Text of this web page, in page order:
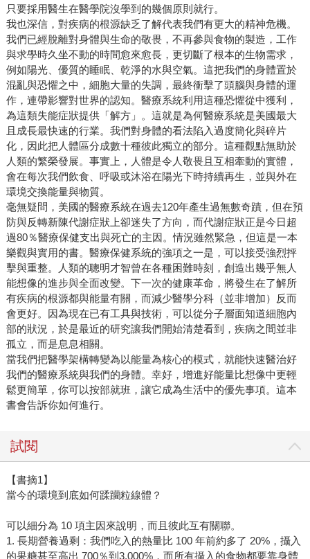
只要採用醫生在醫學院沒學到的幾個原則就行。
我也深信，對疾病的根源缺乏了解代表我們有更大的精神危機。
我們已經脫離對身體與生命的敬畏，不再參與食物的製造，工作
與求學時久坐不動的時間愈來愈長，更切斷了根本的生物需求，
例如陽光、優質的睡眠、乾淨的水與空氣。這把我們的身體置於
混亂與恐懼之中，細胞大量的失調，最終衝擊了頭腦與身體的運
作，連帶影響對世界的認知。醫療系統利用這種恐懼從中獲利，
為這類失能症狀提供「解方」。這就是為何醫療系統是美國最大
且成長最快速的行業。我們對身體的看法陷入過度簡化與碎片
化，因此把人體區分成數十種彼此獨立的部分。這種觀點無助於
人類的繁榮發展。事實上，人體是令人敬畏且互相牽動的實體，
會在每次我們飲食、呼吸或沐浴在陽光下時持續再生，並與外在
環境交換能量與物質。
毫無疑問，美國的醫療系統在過去120年產生過無數奇蹟，但在預
防與反轉新陳代謝症狀上卻迷失了方向，而代謝症狀正是今日超
過80％醫療保健支出與死亡的主因。情況雖然緊急，但這是一本
樂觀與實用的書。醫療保健系統的強項之一是，可以接受強烈抨
擊與重整。人類的聰明才智曾在各種困難時刻，創造出幾乎無人
能想像的進步與全面改變。下一次的健康革命，將發生在了解所
有疾病的根源都與能量有關，而減少醫學分科（並非增加）反而
會更好。因為現在已有工具與技術，可以從分子層面知道細胞內
部的狀況，於是最近的研究讓我們開始清楚看到，疾病之間並非
孤立，而是息息相關。
當我們把醫學架構轉變為以能量為核心的模式，就能快速醫治好
我們的醫療系統與我們的身體。幸好，增進好能量比想像中更輕
鬆更簡單，你可以按部就班，讓它成為生活中的優先事項。這本
書會告訴你如何進行。
試閱
【書摘1】
當今的環境到底如何蹂躪粒線體？
可以細分為 10 項主因來說明，而且彼此互有關聯。
1. 長期營養過剩：我們吃入的熱量比 100 年前約多了 20%，攝入
的果糖甚至高出 700％到3,000%，而所有攝入的食物都要靠身體